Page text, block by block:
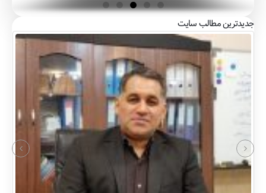
جدیدترین مطالب سایت